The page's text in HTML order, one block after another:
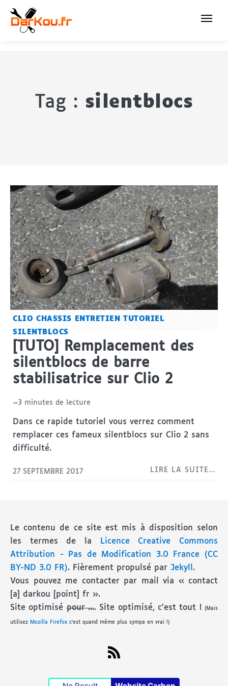
Tag : silentblocs
CLIO CHASSIS ENTRETIEN
TUTORIEL
SILENTBLOCS
[TUTO] Remplacement des
silentblocs de barre
stabilisatrice sur Clio 2
~3 minutes de lecture
Dans ce rapide tutoriel vous verrez comment
remplacer ces fameux silentblocs sur Clio 2 sans
difficulté.
27 SEPTEMBRE 2017 LIRE LA SUITE…
Le contenu de ce site est mis à disposition selon
les termes de la
Licence Creative Commons
Attribution - Pas de Modification 3.0 France (CC
BY-ND 3.0 FR). Fièrement propulsé par Jekyll .
Vous pouvez me contacter par mail via « contact
[a] darkou [point] fr ».
Site optimisépour .... Site optimisé, c'est tout !(Mais
utilisez Mozilla Firefox c'est quand même plus sympa en vrai !)